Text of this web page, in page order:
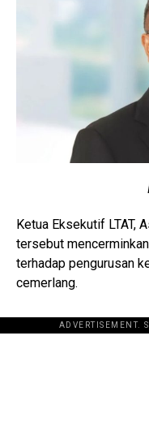
Ketua Eksekutif LTAT,
tersebut
terhadap pengurusan
cemerlang.
ADVERTISEMENT.